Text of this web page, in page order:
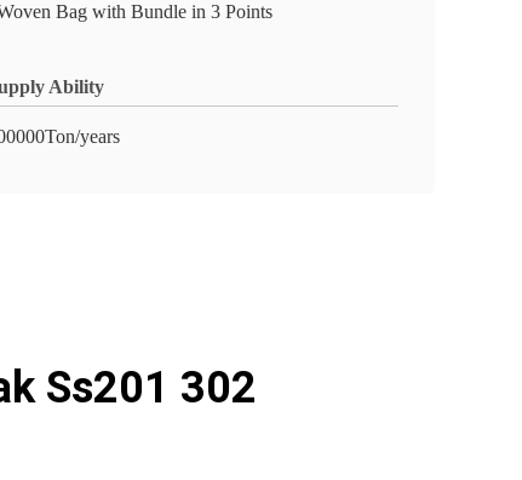
Bag with Bundle in 3 Points
Ability
years
Ss201 302